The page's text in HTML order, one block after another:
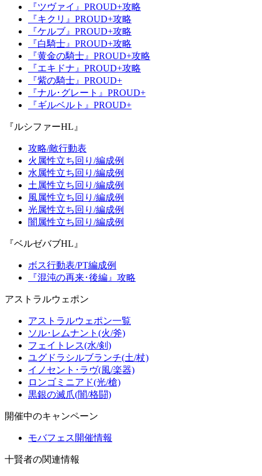
『ツヴァイ』PROUD+攻略
『キクリ』PROUD+攻略
『ケルブ』PROUD+攻略
『白騎士』PROUD+攻略
『黄金の騎士』PROUD+攻略
『エキドナ』PROUD+攻略
『紫の騎士』PROUD+
『ナル･グレート』PROUD+
『ギルベルト』PROUD+
『ルシファーHL』
攻略/敵行動表
火属性立ち回り/編成例
水属性立ち回り/編成例
土属性立ち回り/編成例
風属性立ち回り/編成例
光属性立ち回り/編成例
闇属性立ち回り/編成例
『ベルゼバブHL』
ボス行動表/PT編成例
『混沌の再来･後編』攻略
アストラルウェポン
アストラルウェポン一覧
ソル･レムナント(火/斧)
フェイトレス(水/剣)
ユグドラシルブランチ(土/杖)
イノセント･ラヴ(風/楽器)
ロンゴミニアド(光/槍)
黒銀の滅爪(闇/格闘)
開催中のキャンペーン
モバフェス開催情報
十賢者の関連情報